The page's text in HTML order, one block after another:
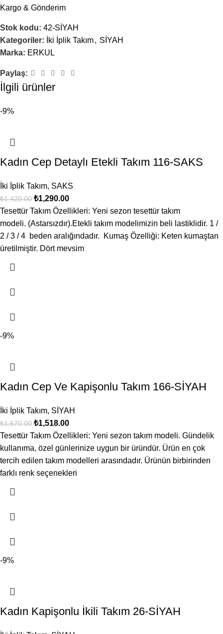
Kargo & Gönderim
Stok kodu: 42-SİYAH
Kategoriler:
İki İplik Takım, SİYAH
Marka: ERKUL
Paylaş:
İlgili ürünler
-9%
Kadın Cep Detaylı Etekli Takım 116-SAKS
İki İplik Takım, SAKS
₺1,420.00 ₺1,290.00
Tesettür Takım Özellikleri: Yeni sezon tesettür takım
modeli. (Astarsızdır).Etekli takım modelimizin beli lastiklidir. 1 /
2 / 3 / 4 beden aralığındadır. Kumaş Özelliği: Keten kumaştan
üretilmiştir. Dört mevsim
-9%
Kadın Cep Ve Kapişonlu Takım 166-SİYAH
İki İplik Takım, SİYAH
₺1,670.00 ₺1,518.00
Tesettür Takım Özellikleri: Yeni sezon takım modeli. Gündelik
kullanıma, özel günlerinize uygun bir üründür. Ürün en çok
tercih edilen takım modelleri arasındadır. Ürünün birbirinden
farklı renk seçenekleri
-9%
Kadın Kapişonlu İkili Takım 26-SİYAH